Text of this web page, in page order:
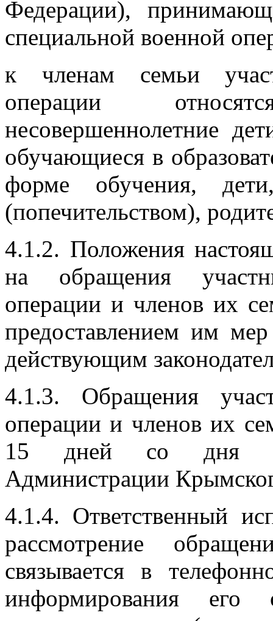
Федерации),
специальной военной
к членам семьи
операции
несовершеннолетние
обучающиеся в
форме обучения,
(попечительством),
4.1.2. Положения
на обращения
операции и членов их
предоставлением им
действующим
4.1.3. Обращения
операции и членов их
15 дней со дня
Администрации
4.1.4. Ответственный
рассмотрение
связывается в
информирования